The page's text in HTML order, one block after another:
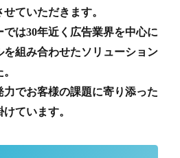
ていただきます。
は30年近く広告業界を中心に
を組み合わせたソリューション
でお客様の課題に寄り添った
ています。